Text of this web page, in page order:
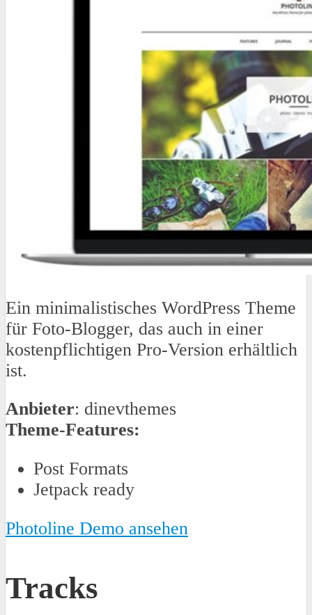
Ein minimalistisches WordPress Theme
für Foto-Blogger, das auch in einer
kostenpflichtigen Pro-Version erhältlich
ist.
Anbieter: dinevthemes
Theme-Features:
Post Formats
Jetpack ready
Photoline Demo ansehen
Tracks